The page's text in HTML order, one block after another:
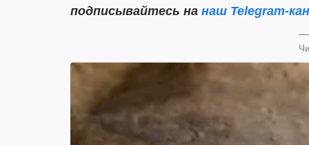
подписывайтесь на наш Telegram-